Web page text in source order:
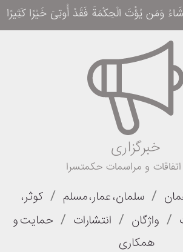
یُؤْتَ الْحِکْمَةَ فَقَدْ أُوتِیَ خَیْرًا کَثِیرًا وَمَا
خبرگزاری
اتفاقات و مراسمات حکمتسرا
/ سلمان، عمار، مسلم / کوثر،
/ واژگان / انتشارات / حمایت و
همکاری